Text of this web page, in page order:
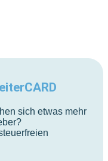
sich etwas mehr